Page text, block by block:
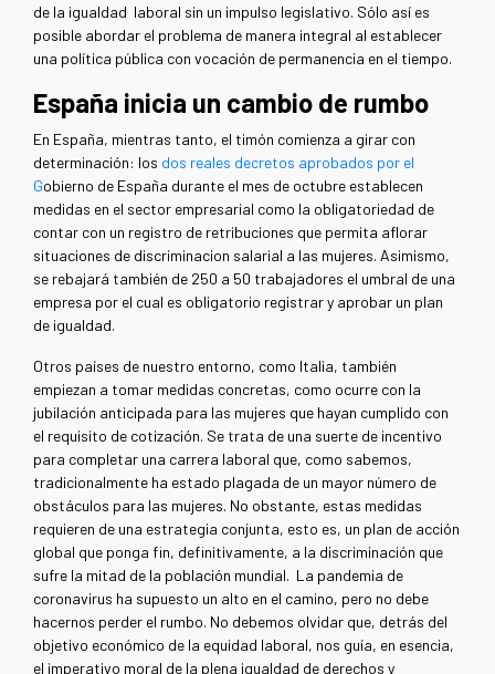
de la igualdad laboral sin un impulso legislativo. Sólo así es
posible abordar el problema de manera integral al establecer
una política pública con vocación de permanencia en el tiempo.
España inicia un cambio de rumbo
En España, mientras tanto, el timón comienza a girar con
determinación: los dos reales decretos aprobados por el
Gobierno de España durante el mes de octubre establecen
medidas en el sector empresarial como la obligatoriedad de
contar con un registro de retribuciones que permita aflorar
situaciones de discriminacion salarial a las mujeres. Asimismo,
se rebajará también de 250 a 50 trabajadores el umbral de una
empresa por el cual es obligatorio registrar y aprobar un plan
de igualdad.
Otros países de nuestro entorno, como Italia, también
empiezan a tomar medidas concretas, como ocurre con la
jubilación anticipada para las mujeres que hayan cumplido con
el requisito de cotización. Se trata de una suerte de incentivo
para completar una carrera laboral que, como sabemos,
tradicionalmente ha estado plagada de un mayor número de
obstáculos para las mujeres. No obstante, estas medidas
requieren de una estrategia conjunta, esto es, un plan de acción
global que ponga fin, definitivamente, a la discriminación que
sufre la mitad de la población mundial. La pandemia de
coronavirus ha supuesto un alto en el camino, pero no debe
hacernos perder el rumbo. No debemos olvidar que, detrás del
objetivo económico de la equidad laboral, nos guía, en esencia,
el imperativo moral de la plena igualdad de derechos y